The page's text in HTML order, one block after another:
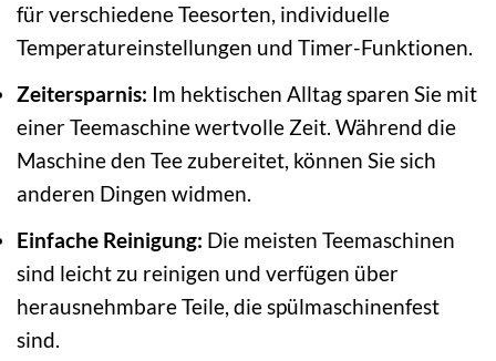
für verschiedene Teesorten, individuelle
Temperatureinstellungen und Timer-Funktionen.
Zeitersparnis: Im hektischen Alltag sparen Sie mit
einer Teemaschine wertvolle Zeit. Während die
Maschine den Tee zubereitet, können Sie sich
anderen Dingen widmen.
Einfache Reinigung: Die meisten Teemaschinen
sind leicht zu reinigen und verfügen über
herausnehmbare Teile, die spülmaschinenfest
sind.